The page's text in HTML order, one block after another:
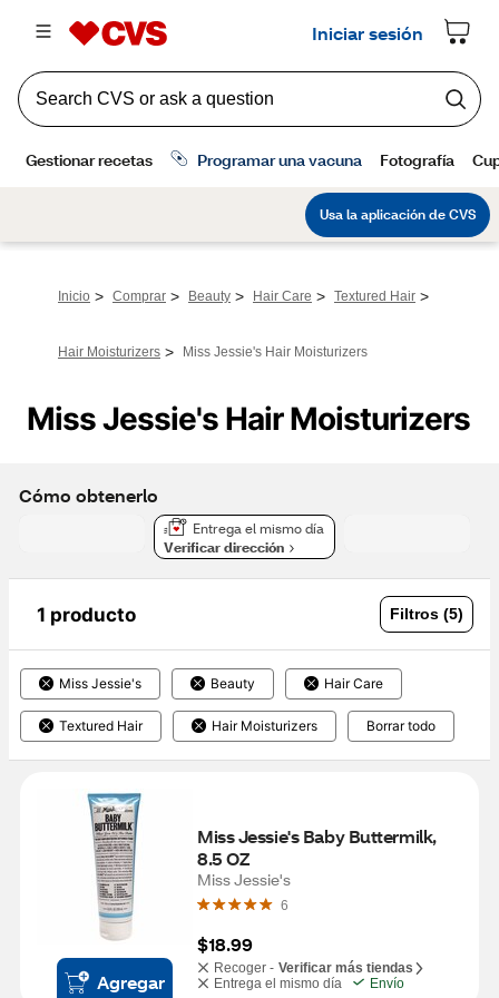
Inicio > Comprar > Beauty > Hair Care > Textured Hair >
Hair Moisturizers > Miss Jessie's Hair Moisturizers
Miss Jessie's Hair Moisturizers
Cómo obtenerlo
Entrega el mismo día
Verificar dirección
1 producto Filtros (5)
Miss Jessie's Beauty Hair Care
Textured Hair Hair Moisturizers Borrar todo
Agregar
Miss Jessie's Baby Buttermilk,
8.5 OZ
Miss Jessie's
6
$18.99
Recoger - Verificar más tiendas
Entrega el mismo día
Envío